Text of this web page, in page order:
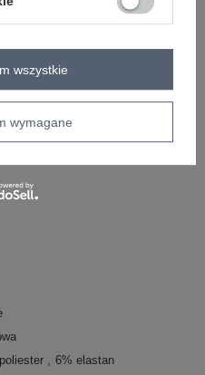
6% elastan
wymagane
wszystkie